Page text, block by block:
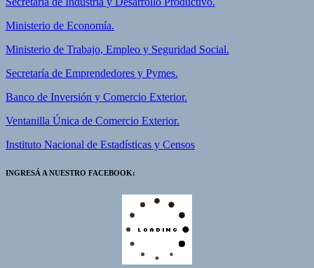
Ministerio de Economía.
Ministerio de Trabajo, Empleo y Seguridad Social.
Secretaría de Emprendedores y Pymes.
Banco de Inversión y Comercio Exterior.
Ventanilla Única de Comercio Exterior.
Instituto Nacional de Estadísticas y Censos
INGRESÁ A NUESTRO FACEBOOK: